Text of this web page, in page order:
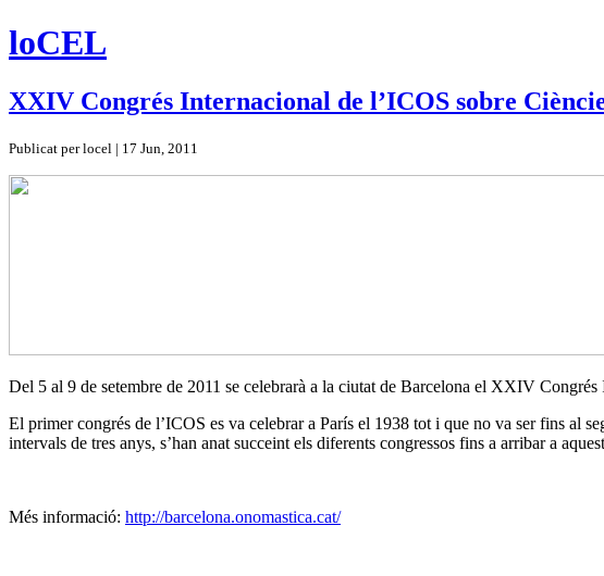
loCEL
XXIV Congrés Internacional de l’ICOS sobre
Publicat per locel | 17 Jun, 2011
Del 5 al 9 de setembre de 2011 se celebrarà a la ciutat de Barcelona el XXIV
El primer congrés de l’ICOS es va celebrar a París el 1938 tot i que no va ser fins al
intervals de tres anys, s’han anat succeint els diferents congressos fins a arribar a
Més informació: http://barcelona.onomastica.cat/